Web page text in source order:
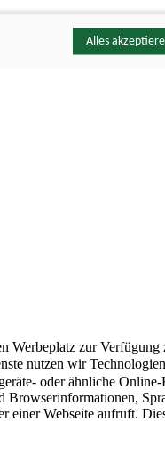
zur
nutzen wir
oder ähnliche
einer Webseite aufruft.
Alles